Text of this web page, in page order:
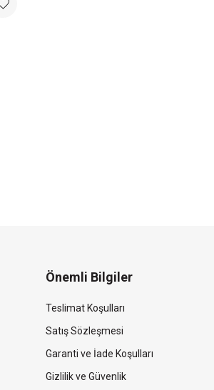
Önemli Bilgiler
Teslimat Koşulları
Satış Sözleşmesi
Garanti ve İade Koşulları
Gizlilik ve Güvenlik